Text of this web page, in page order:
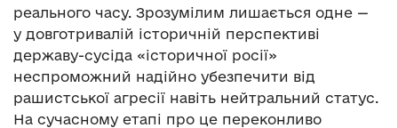
реального часу. Зрозумілим лишається одне —
у довготривалій історичній перспективі
державу-сусіда «історичної росії»
неспроможний надійно убезпечити від
рашистської агресії навіть нейтральний статус.
На сучасному етапі про це переконливо